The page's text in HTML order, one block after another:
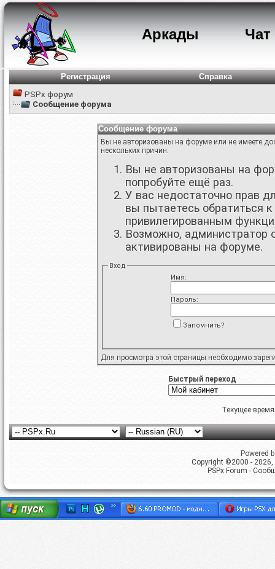
Аркады Чат
Регистрация
Справка
PSPx форум
Сообщение форума
Сообщение форума
Вы не авторизованы на форуме или не имеете
нескольких причин:
Вы не авторизованы на
попробуйте ещё раз.
У вас недостаточно прав
вы пытаетесь обратиться
привилегированным
Возможно, администратор
активированы на форуме.
Вход
Имя:
Пароль:
Запомнить?
Для просмотра этой страницы необходимо
Быстрый переход
Текущее
Powered
Copyright ©2000 -
PSPx Forum -